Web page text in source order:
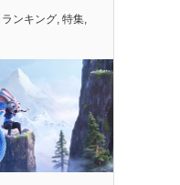
ランキング, 特集,